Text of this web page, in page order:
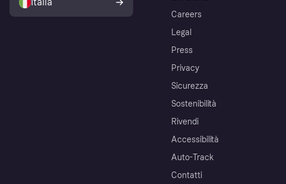
Careers
Legal
Press
Privacy
Sicurezza
Sostenibilità
Rivendi
Accessibilità
Auto-Track
Contatti